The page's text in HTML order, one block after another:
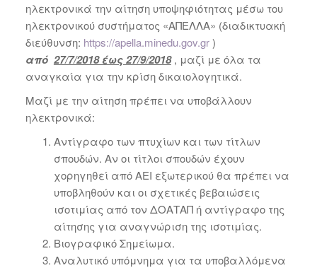
ηλεκτρονικά την αίτηση υποψηφιότητας μέσω του
ηλεκτρονικού συστήματος «ΑΠΕΛΛΑ» (διαδικτυακή
διεύθυνση: https://apella.minedu.gov.gr)
από 27/7/2018 έως 27/9/2018 , μαζί με όλα τα
αναγκαία για την κρίση δικαιολογητικά.
Μαζί με την αίτηση πρέπει να υποβάλλουν
ηλεκτρονικά:
Αντίγραφο των πτυχίων και των τίτλων
σπουδών. Αν οι τίτλοι σπουδών έχουν
χορηγηθεί από ΑΕΙ εξωτερικού θα πρέπει να
υποβληθούν και οι σχετικές βεβαιώσεις
ισοτιμίας από τον ΔΟΑΤΑΠ ή αντίγραφο της
αίτησης για αναγνώριση της ισοτιμίας.
Βιογραφικό Σημείωμα.
Αναλυτικό υπόμνημα για τα υποβαλλόμενα